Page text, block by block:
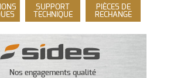
SUPPORT
TECHNIQUE
PIÈCES DE
RECHANGE
Nos engagements qualité